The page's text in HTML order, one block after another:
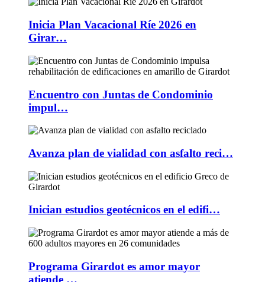
Inicia Plan Vacacional Ríe 2026 en
Girar…
Encuentro con Juntas de Condominio
impul…
Avanza plan de vialidad con asfalto reci…
Inician estudios geotécnicos en el edifi…
Programa Girardot es amor mayor
atiende …